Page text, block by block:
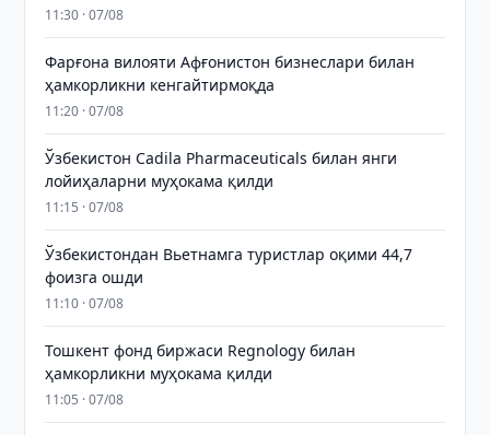
11:30 · 07/08
Фарғона вилояти Афғонистон бизнеслари билан
ҳамкорликни кенгайтирмоқда
11:20 · 07/08
Ўзбекистон Cadila Pharmaceuticals билан янги
лойиҳаларни муҳокама қилди
11:15 · 07/08
Ўзбекистондан Вьетнамга туристлар оқими 44,7
фоизга ошди
11:10 · 07/08
Тошкент фонд биржаси Regnology билан
ҳамкорликни муҳокама қилди
11:05 · 07/08